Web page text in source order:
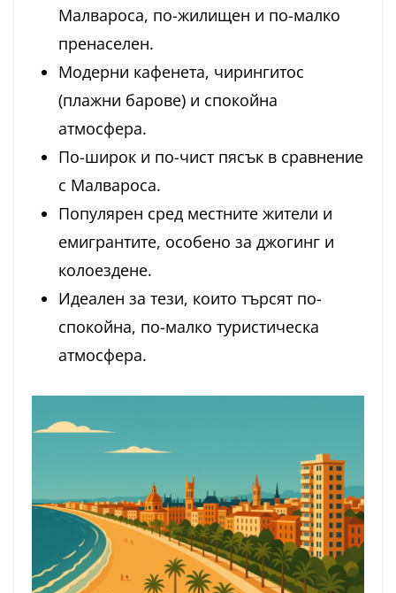
Малвароса, по-жилищен и по-малко
пренаселен.
Модерни кафенета, чирингитос
(плажни барове) и спокойна
атмосфера.
По-широк и по-чист пясък в сравнение
с Малвароса.
Популярен сред местните жители и
емигрантите, особено за джогинг и
колоездене.
Идеален за тези, които търсят по-
спокойна, по-малко туристическа
атмосфера.